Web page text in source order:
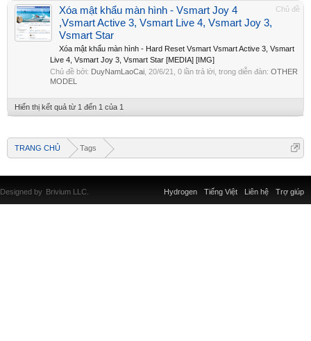
Chủ đề
Xóa mật khẩu màn hình - Vsmart Joy 4
,Vsmart Active 3, Vsmart Live 4, Vsmart Joy 3,
Vsmart Star
Xóa mật khẩu màn hình - Hard Reset Vsmart Vsmart Active 3, Vsmart
Live 4, Vsmart Joy 3, Vsmart Star [MEDIA] [IMG]
Chủ đề bởi: DuyNamLaoCai 20/6/21 , 0 lần trả lời, trong diễn đàn: OTHER
MODEL
Hiển thị kết quả từ 1 đến 1 của 1
TRANG CHỦ Tags
Liên hệ Trợ giúp
Hydrogen Tiếng Việt
Designed by Brivium LLC.